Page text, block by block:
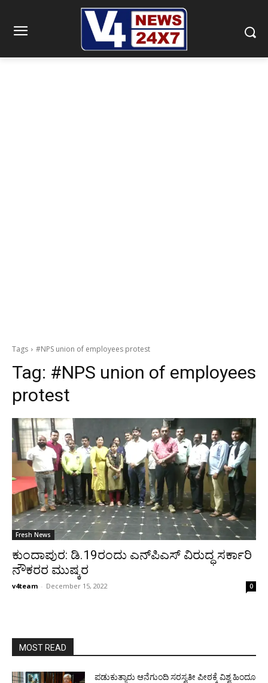
Tags #NPS union of employees protest
Tag: #NPS union of employees
protest
Fresh News
ಕುಂದಾಪುರ: ಡಿ.19ರಂದು ಎನ್‍ಪಿಎಸ್ ವಿರುದ್ಧ ಸರ್ಕಾರಿ
ನೌಕರರ ಮುಷ್ಕರ
v4team - December 15, 2022 0
MOST READ
ಪಡುಕುತ್ಯಾರು ಆನೆಗುಂದಿ ಸರಸ್ವತೀ ಪೀಠಕ್ಕೆ ವಿಶ್ವ ಹಿಂದೂ